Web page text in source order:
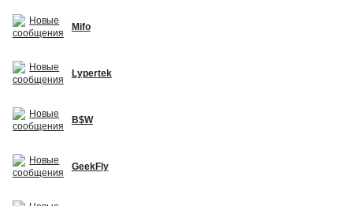
Mifo
Lypertek
B$W
GeekFly